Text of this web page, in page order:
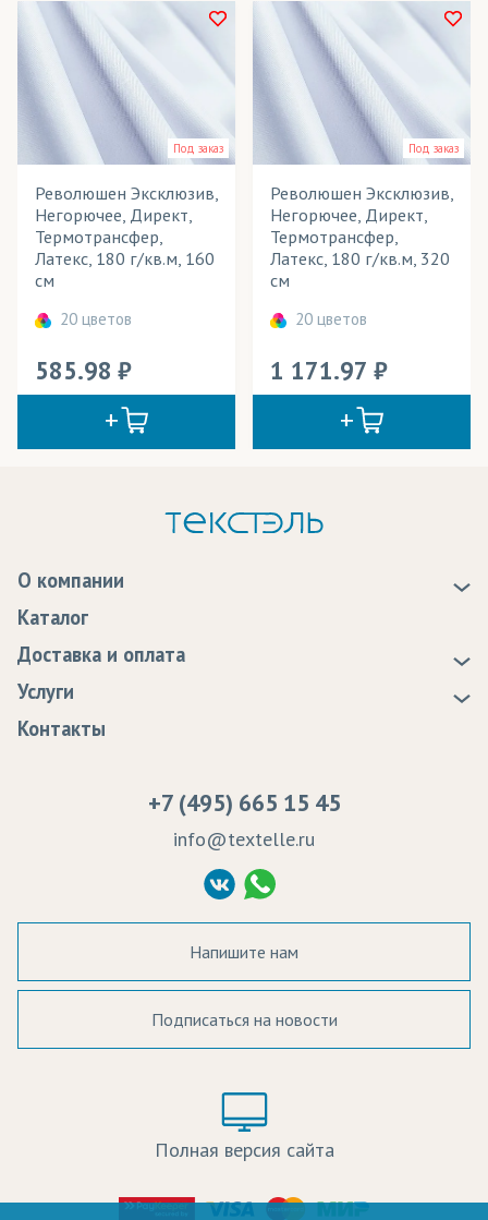
Под заказ
Революшен Эксклюзив,
Негорючее, Директ,
Термотрансфер,
Латекс, 180 г/кв.м, 160
см
20 цветов
585.98
Под заказ
Революшен Эксклюзив,
Негорючее, Директ,
Термотрансфер,
Латекс, 180 г/кв.м, 320
см
20 цветов
1 171.97
О компании
Статьи
Программа лояльности
Сертификаты качества
Судебные решения
Политика Конфиденциальности
Согласие на обработку ПД
Каталог
Доставка и оплата
Доставка
Оплата
Услуги
Образцы
Контакты
+7 (495) 665 15 45
info@textelle.ru
Напишите нам
Подписаться на новости
Полная версия сайта